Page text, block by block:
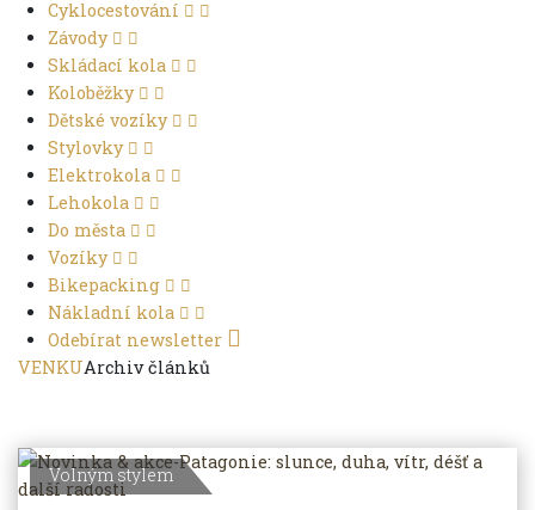
Cyklocestování
Závody
Skládací kola
Koloběžky
Dětské vozíky
Stylovky
Elektrokola
Lehokola
Do města
Vozíky
Bikepacking
Nákladní kola
Odebírat newsletter
VENKUArchiv článků
Volným stylem